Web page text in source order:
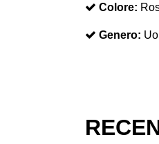
Colore:
Genero: